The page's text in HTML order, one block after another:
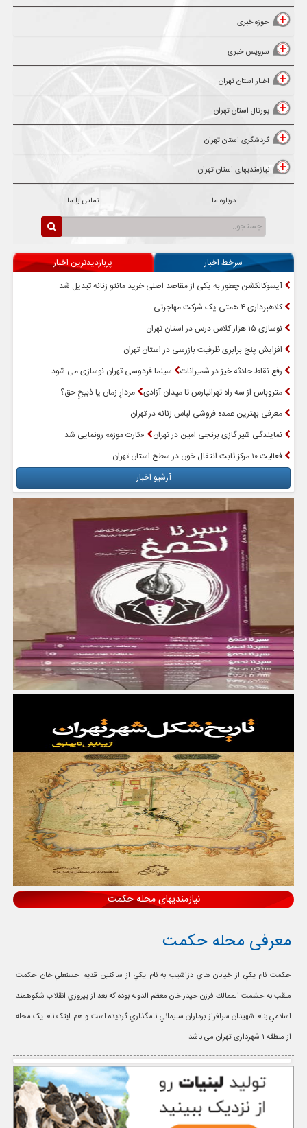
حوزه خبری
سرویس خبری
اخبار استان تهران
پورتال استان تهران
گردشگری استان تهران
نیازمندیهای استان تهران
درباره ما تماس با ما
سرخط اخبار
پربازدیدترین اخبار
آیسوکالکشن چطور به یکی از مقاصد اصلی خرید مانتو زنانه تبدیل شد
کلاهبرداری ۴ همتی یک شرکت مهاجرتی
نوسازی ۱۵ هزار کلاس درس در استان تهران
افزایش پنج برابری ظرفیت بازرسی در استان تهران
رفع نقاط حادثه خیز در شمیرانات
سینما فردوسی تهران نوسازی می شود
متروباس از سه راه تهرانپارس تا میدان آزادی مردارِ زمان یا ذبیحِ حق؟
معرفی بهترین عمده فروشی لباس زنانه در تهران
نمایندگی شیر گازی برنجی امین در تهران
«کارت موزه» رونمایی شد
فعالیت ۱۰ مرکز ثابت انتقال خون در سطح استان تهران
آرشیو اخبار
نیازمندیهای محله حکمت
معرفی محله حکمت
حكمت نام يكي از خيابان هاي دزاشيب به نام يكي از ساكنين قديم حسنعلي خان حكمت
ملقب به حشمت الممالك فرزن حيدر خان معظم الدوله بوده كه بعد از پيروزي انقلاب شكوهمند
اسلامي بنام شهيدان سرافراز برداران سليماني نامگذاري گرديده است و هم اینک نام یک محله
از منطقه 1 شهرداری تهران می باشد.